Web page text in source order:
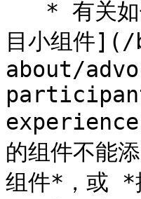
目小组件
about/
的组件不能
组件*，或 *